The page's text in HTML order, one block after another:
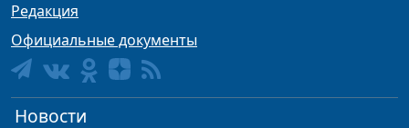
Редакция
Официальные документы
Новости